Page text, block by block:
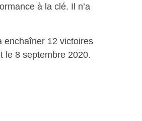
à la clé. Il n’a
enchaîner 12 victoires
le 8 septembre 2020.